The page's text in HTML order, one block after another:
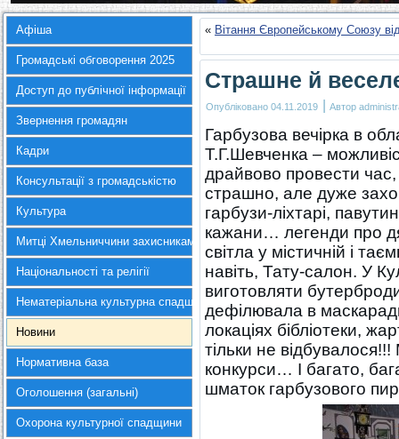
Афіша
Громадські обговорення 2025
Доступ до публічної інформації
Звернення громадян
Кадри
Консультації з громадськістю
Культура
Митці Хмельниччини захисникам України
Національності та релігії
Нематеріальна культурна спадщина
Новини
Нормативна база
Оголошення (загальні)
Охорона культурної спадщини
« Вітання Європейському Союзу
Страшне й
Опубліковано 04.11.2019 | Автор
Гарбузова вечірка в
Т.Г.Шевченка –
драйвово провести
страшно, але дуже
гарбузи-ліхтарі,
кажани… легенди про
світла у містичній і
навіть, Тату-салон. У
виготовляти
дефілювала в
локаціях бібліотеки,
тільки не
конкурси… І багато,
шматок гарбузового